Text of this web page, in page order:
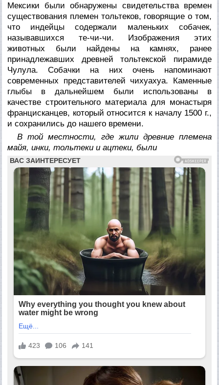
Мексики были обнаружены свидетельства времен
существования племен тольтеков, говорящие о том,
что индейцы содержали маленьких собачек,
называвшихся те-чи-чи. Изображения этих
животных были найдены на камнях, ранее
принадлежавших древней тольтекской пирамиде
Чулула. Собачки на них очень напоминают
современных представителей чихуахуа. Каменные
глыбы в дальнейшем были использованы в
качестве строительного материала для монастыря
францисканцев, который относится к началу 1500 г.,
и сохранились до нашего времени.
В той местности, где жили древние племена
майя, инки, тольтеки и ацтеки, были